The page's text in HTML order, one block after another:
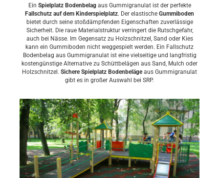
Ein Spielplatz Bodenbelagaus Gummigranulat ist der perfekte
Fallschutz auf dem Kinderspielplatz. Der elastische Gummiboden
bietet durch seine stoßdämpfenden Eigenschaften zuverlässige
Sicherheit. Die raue Materialstruktur verringert die Rutschgefahr,
auch bei Nässe. Im Gegensatz zu Holzschnitzel, Sand oder Kies
kann ein Gummiboden nicht weggespielt werden. Ein Fallschutz
Bodenbelag aus Gummigranulat ist eine vielseitige und langfristig
kostengünstige Alternative zu Schüttbelägen aus Sand, Mulch oder
Holzschnitzel. Sichere Spielplatz Bodenbelägeaus Gummigranulat
gibt es in großer Auswahl bei SRP.